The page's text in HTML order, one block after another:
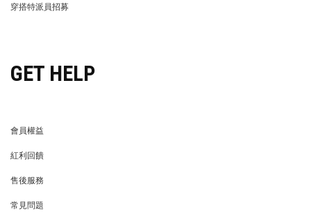
穿搭特派員招募
GET HELP
會員權益
紅利回饋
售後服務
常見問題